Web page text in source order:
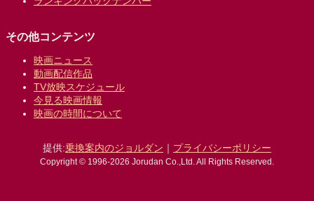
その他コンテンツ
映画ニュース
動画配信作品
TV放映スケジュール
今見る映画情報
映画の時間について
提供:乗換案内のジョルダン ｜ プライバシーポリシー
Copyright © 1996-2026 Jorudan Co.,Ltd. All Rights Reserved.